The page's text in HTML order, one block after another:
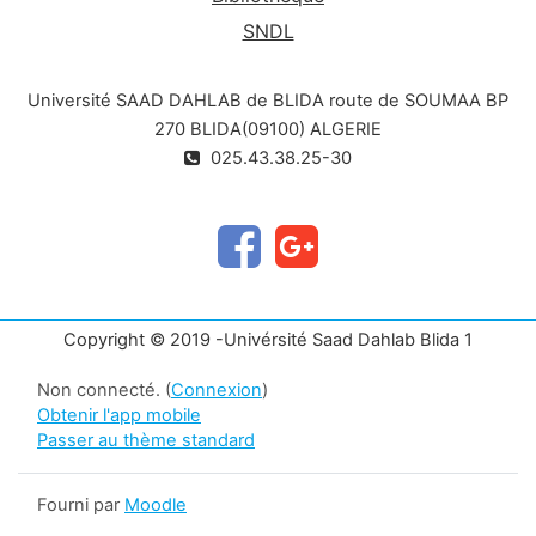
SNDL
Université SAAD DAHLAB de BLIDA route de SOUMAA BP
270 BLIDA(09100) ALGERIE
025.43.38.25-30
Copyright © 2019 -Univérsité Saad Dahlab Blida 1
Non connecté. (Connexion)
Obtenir l'app mobile
Passer au thème standard
Fourni par Moodle